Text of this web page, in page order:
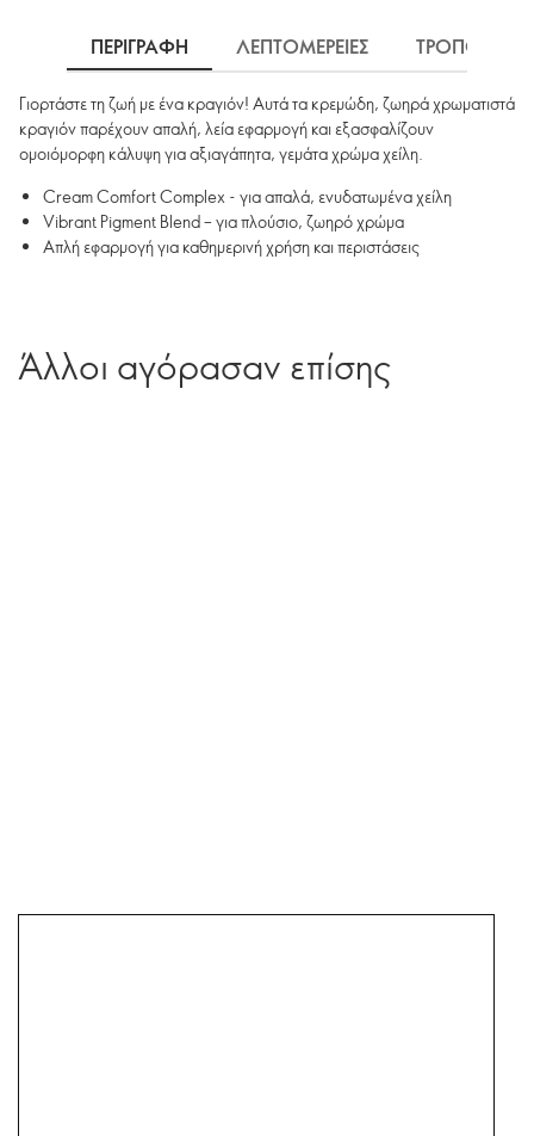
ΠΕΡΙΓΡΑΦΗ ΛΕΠΤΟΜΕΡΕΙΕΣ ΤΡΟΠΟΣ
Γιορτάστε τη ζωή με ένα κραγιόν! Αυτά τα κρεμώδη, ζωηρά χρωματιστά
κραγιόν παρέχουν απαλή, λεία εφαρμογή και εξασφαλίζουν
ομοιόμορφη κάλυψη για αξιαγάπητα, γεμάτα χρώμα χείλη.
Cream Comfort Complex - για απαλά, ενυδατωμένα χείλη
Vibrant Pigment Blend – για πλούσιο, ζωηρό χρώμα
Απλή εφαρμογή για καθημερινή χρήση και περιστάσεις
Άλλοι αγόρασαν επίσης